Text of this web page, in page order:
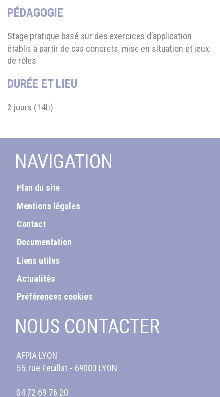
PÉDAGOGIE
Stage pratique basé sur des exercices d’application
établis à partir de cas concrets, mise en situation et jeux
de rôles
DURÉE ET LIEU
2 jours (14h)
NAVIGATION
Plan du site
Mentions légales
Contact
Documentation
Liens utiles
Actualités
Préférences cookies
NOUS CONTACTER
AFPIA LYON
55, rue Feuillat - 69003 LYON
04 72 69 76 20